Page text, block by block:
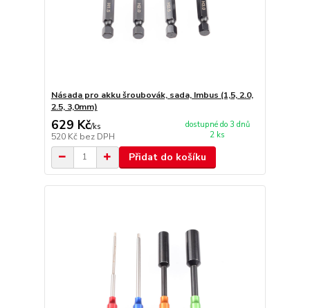
Násada pro akku šroubovák, sada, Imbus (1,5, 2.0,
2.5, 3,0mm)
629 Kč/ks
520 Kč bez DPH
dostupné do 3 dnů
2 ks
Přidat do košíku